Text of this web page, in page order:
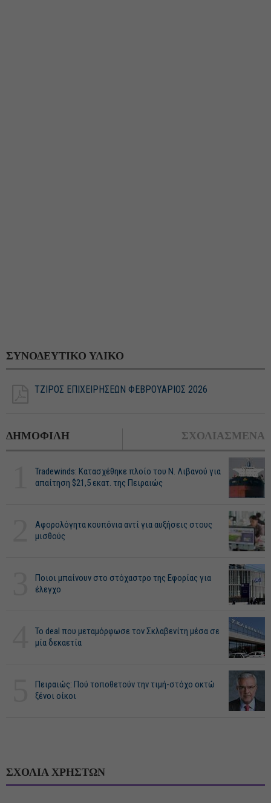
ΣΥΝΟΔΕΥΤΙΚΟ ΥΛΙΚΟ
ΤΖΙΡΟΣ ΕΠΙΧΕΙΡΗΣΕΩΝ ΦΕΒΡΟΥΑΡΙΟΣ 2026
ΔΗΜΟΦΙΛΗ ΣΧΟΛΙΑΣΜΕΝΑ
Tradewinds: Κατασχέθηκε πλοίο του Ν. Λιβανού για
απαίτηση $21,5 εκατ. της Πειραιώς
Αφορολόγητα κουπόνια αντί για αυξήσεις στους
μισθούς
Ποιοι μπαίνουν στο στόχαστρο της Εφορίας για
έλεγχο
Το deal που μεταμόρφωσε τον Σκλαβενίτη μέσα σε
μία δεκαετία
Πειραιώς: Πού τοποθετούν την τιμή-στόχο οκτώ
ξένοι οίκοι
ΣΧΟΛΙΑ ΧΡΗΣΤΩΝ